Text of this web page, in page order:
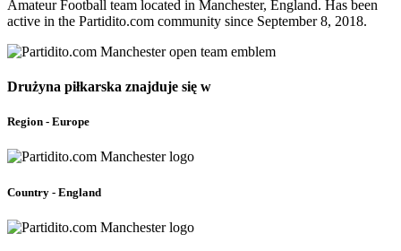
Amateur Football team located in Manchester, England. Has been
active in the Partidito.com community since September 8, 2018.
Drużyna piłkarska znajduje się w
Region - Europe
Country - England